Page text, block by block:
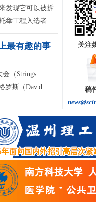
用中国人自
发现它可以被拆
举工程入选者
最有趣的事
会（Strings
罗斯（David
关注
稿